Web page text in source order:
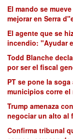
El mando se
mejorar en Serra
El agente que se
incendio: "Ayudar
Todd Blanche
por ser el fiscal
PT se pone la
municipios corre
Trump amenaza
negociar un alto al
Confirma tribunal